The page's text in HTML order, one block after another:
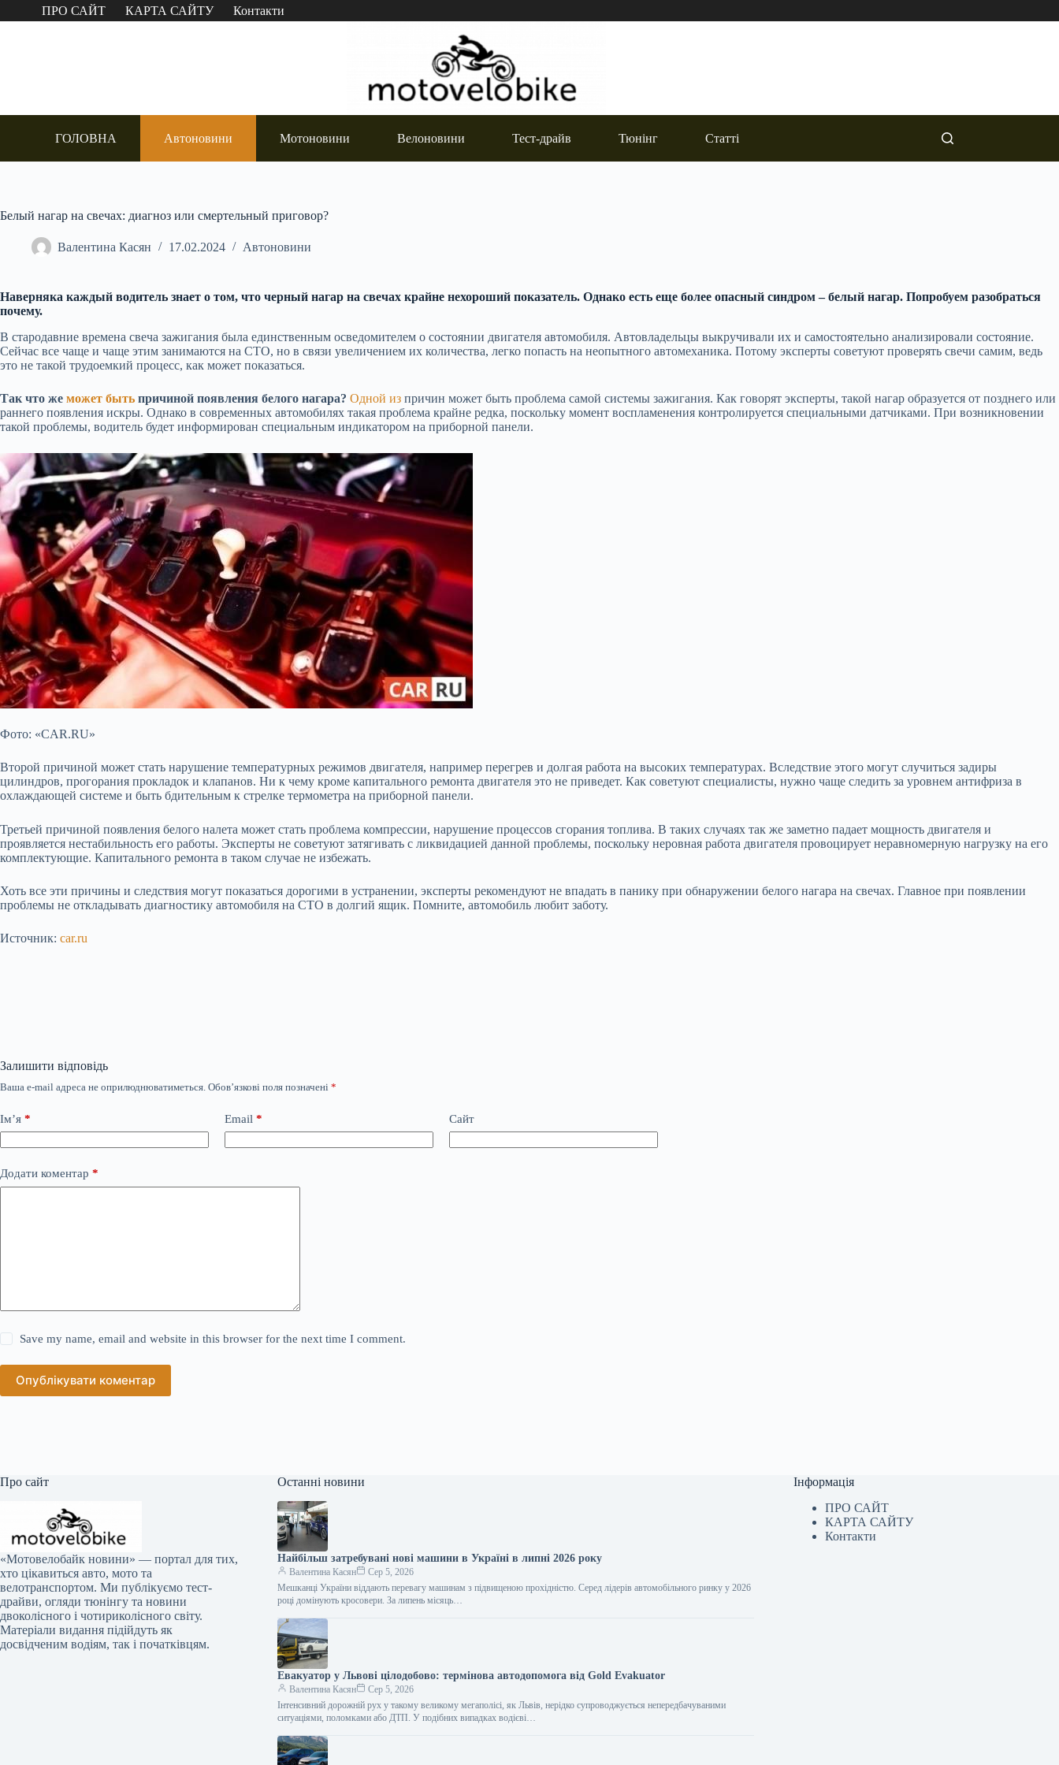
Перейти
до
ПРО САЙТ КАРТА САЙТУ Контакти
ГОЛОВНА Автоновини Мотоновини Велоновини Тест-драйв Тюнінг Статті
Белый нагар на свечах: диагноз или смертельный приговор?
Валентина Касян 17.02.2024 Автоновини
Наверняка каждый водитель знает о том, что черный нагар на свечах крайне нехороший показатель. Однако есть еще более опасный синдром – белый нагар. Попробуем разобраться
почему.
В стародавние времена свеча зажигания была единственным осведомителем о состоянии двигателя автомобиля. Автовладельцы выкручивали их и самостоятельно анализировали состояние.
Сейчас все чаще и чаще этим занимаются на СТО, но в связи увеличением их количества, легко попасть на неопытного автомеханика. Потому эксперты советуют проверять свечи самим, ведь
это не такой трудоемкий процесс, как может показаться.
Так что же может быть причиной появления белого нагара? Одной из причин может быть проблема самой системы зажигания. Как говорят эксперты, такой нагар образуется от позднего или
раннего появления искры. Однако в современных автомобилях такая проблема крайне редка, поскольку момент воспламенения контролируется специальными датчиками. При возникновении
такой проблемы, водитель будет информирован специальным индикатором на приборной панели.
Фото: «CAR.RU»
Второй причиной может стать нарушение температурных режимов двигателя, например перегрев и долгая работа на высоких температурах. Вследствие этого могут случиться задиры
цилиндров, прогорания прокладок и клапанов. Ни к чему кроме капитального ремонта двигателя это не приведет. Как советуют специалисты, нужно чаще следить за уровнем антифриза в
охлаждающей системе и быть бдительным к стрелке термометра на приборной панели.
Третьей причиной появления белого налета может стать проблема компрессии, нарушение процессов сгорания топлива. В таких случаях так же заметно падает мощность двигателя и
проявляется нестабильность его работы. Эксперты не советуют затягивать с ликвидацией данной проблемы, поскольку неровная работа двигателя провоцирует неравномерную нагрузку на его
комплектующие. Капитального ремонта в таком случае не избежать.
Хоть все эти причины и следствия могут показаться дорогими в устранении, эксперты рекомендуют не впадать в панику при обнаружении белого нагара на свечах. Главное при появлении
проблемы не откладывать диагностику автомобиля на СТО в долгий ящик. Помните, автомобиль любит заботу.
Источник: car.ru
Залишити відповідь
Ваша e-mail адреса не оприлюднюватиметься. Обов’язкові поля позначені *
Ім’я * Email * Сайт
Додати коментар *
Save my name, email and website in this browser for the next time I comment.
Опублікувати коментар
Про сайт
«Мотовелобайк новини» — портал для тих,
хто цікавиться авто, мото та
велотранспортом. Ми публікуємо тест-
драйви, огляди тюнінгу та новини
двоколісного і чотириколісного світу.
Матеріали видання підійдуть як
досвідченим водіям, так і початківцям.
Останні новини
Найбільш затребувані нові машини в Україні в липні 2026 року
Валентина Касян
Сер 5, 2026
Мешканці України віддають перевагу машинам з підвищеною прохідністю. Серед лідерів автомобільного ринку у 2026
році домінують кросовери. За липень місяць…
Евакуатор у Львові цілодобово: термінова автодопомога від Gold Evakuator
Валентина Касян
Сер 5, 2026
Інтенсивний дорожній рух у такому великому мегаполісі, як Львів, нерідко супроводжується непередбачуваними
ситуаціями, поломками або ДТП. У подібних випадках водієві…
Інформація
ПРО САЙТ
КАРТА САЙТУ
Контакти